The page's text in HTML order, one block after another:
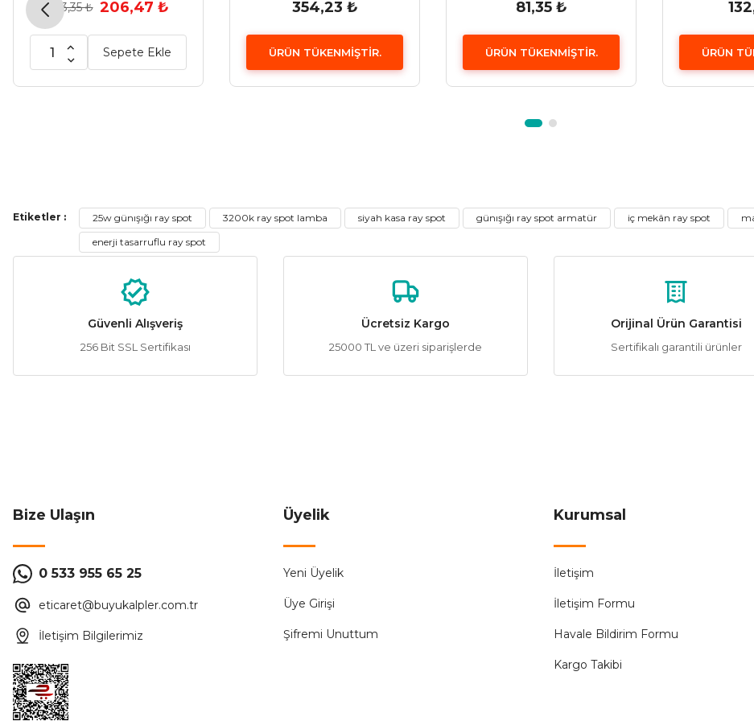
543,35 ₺ 206,47 ₺
Sepete Ekle
354,23 ₺
ÜRÜN TÜKENMİŞTİR.
81,35 ₺
ÜRÜN TÜKENMİŞTİR. ÜRÜN
Etiketler : 25w günışığı ray spot 3200k ray spot lamba siyah kasa ray spot günışığı ray spot armatür iç mekân ray spot
enerji tasarruflu ray spot
Güvenli Alışveriş
256 Bit SSL Sertifikası
Ücretsiz Kargo
25000 TL ve üzeri siparişlerde
Orijinal Ürün Garantisi
Sertifikalı garantili ürünler
Bize Ulaşın
0 533 955 65 25
eticaret@buyukalpler.com.tr
İletişim Bilgilerimiz
Üyelik
Yeni Üyelik
Üye Girişi
Şifremi Unuttum
Kurumsal
İletişim
İletişim Formu
Havale Bildirim Formu
Kargo Takibi